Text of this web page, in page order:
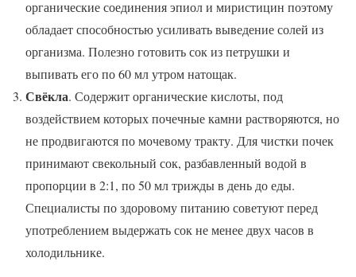
органические соединения эпиол и миристицин поэтому
обладает способностью усиливать выведение солей из
организма. Полезно готовить сок из петрушки и
выпивать его по 60 мл утром натощак.
Свёкла. Содержит органические кислоты, под
воздействием которых почечные камни растворяются, но
не продвигаются по мочевому тракту. Для чистки почек
принимают свекольный сок, разбавленный водой в
пропорции в 2:1, по 50 мл трижды в день до еды.
Специалисты по здоровому питанию советуют перед
употреблением выдержать сок не менее двух часов в
холодильнике.